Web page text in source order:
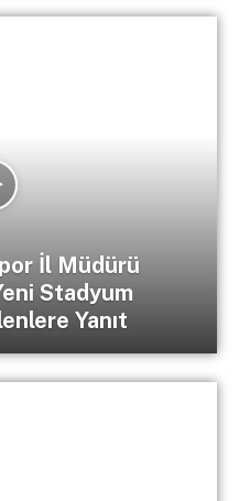
İl Müdürü
Stadyum
Yanıt